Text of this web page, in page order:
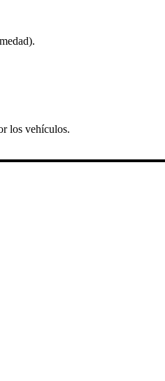
los vehículos.